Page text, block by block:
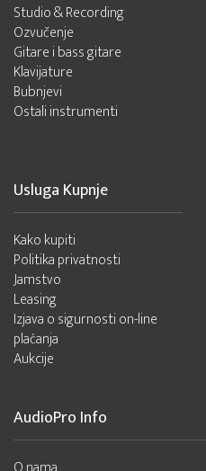
Studio & Recording
Ozvučenje
Gitare i bass gitare
Klavijature
Bubnjevi
Ostali instrumenti
Usluga Kupnje
Kako kupiti
Politika privatnosti
Jamstvo
Leasing
Izjava o sigurnosti on-line
plaćanja
Aukcije
AudioPro Info